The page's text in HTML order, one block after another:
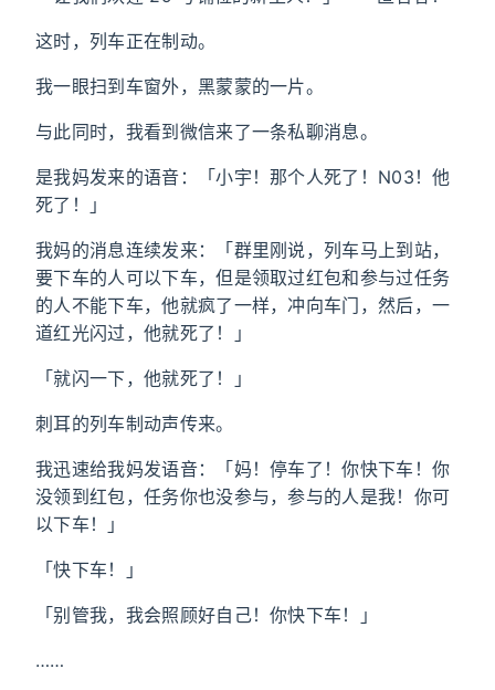
这时，列车正在制动。
我一眼扫到车窗外，黑蒙蒙的一片。
与此同时，我看到微信来了一条私聊消息。
是我妈发来的语音：「小宇！那个人死了！N03！他
死了！」
我妈的消息连续发来：「群里刚说，列车马上到站，
要下车的人可以下车，但是领取过红包和参与过任务
的人不能下车，他就疯了一样，冲向车门，然后，一
道红光闪过，他就死了！」
「就闪一下，他就死了！」
刺耳的列车制动声传来。
我迅速给我妈发语音：「妈！停车了！你快下车！你
没领到红包，任务你也没参与，参与的人是我！你可
以下车！」
「快下车！」
「别管我，我会照顾好自己！你快下车！」
……